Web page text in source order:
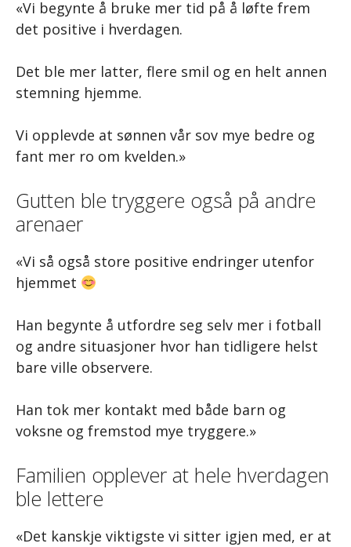
«Vi begynte å bruke mer tid på å løfte frem
det positive i hverdagen.
Det ble mer latter, flere smil og en helt annen
stemning hjemme.
Vi opplevde at sønnen vår sov mye bedre og
fant mer ro om kvelden.»
Gutten ble tryggere også på andre
arenaer
«Vi så også store positive endringer utenfor
hjemmet
Han begynte å utfordre seg selv mer i fotball
og andre situasjoner hvor han tidligere helst
bare ville observere.
Han tok mer kontakt med både barn og
voksne og fremstod mye tryggere.»
Familien opplever at hele hverdagen
ble lettere
«Det kanskje viktigste vi sitter igjen med, er at